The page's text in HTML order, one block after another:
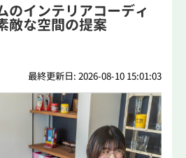
のインテリアコーディ
敵な空間の提案
最終更新日: 2026-08-10 15:01:03